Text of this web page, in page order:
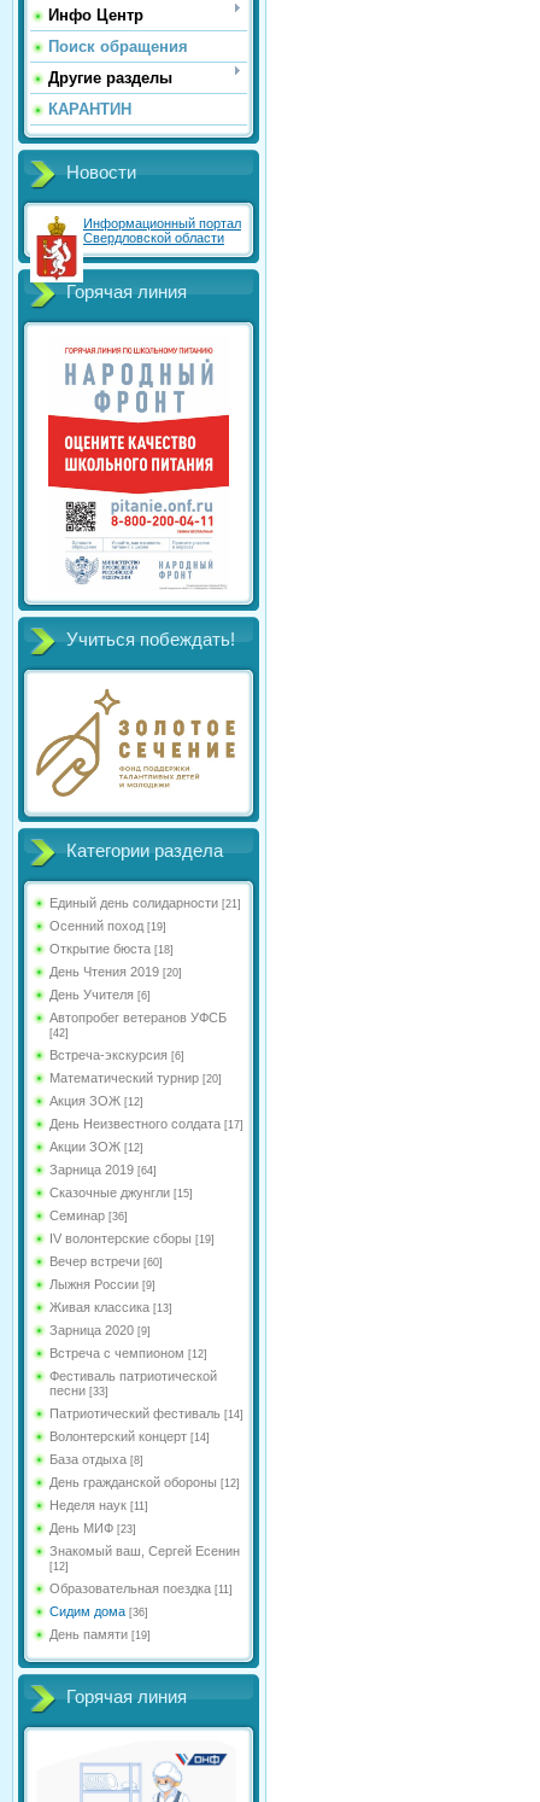
Инфо Центр
Поиск обращения
Другие разделы
КАРАНТИН
Новости
Информационный портал
Свердловской области
Горячая линия
Учиться побеждать!
Категории раздела
Единый день солидарности [21]
Осенний поход [19]
Открытие бюста [18]
День Чтения 2019 [20]
День Учителя [6]
Автопробег ветеранов УФСБ
[42]
Встреча-экскурсия [6]
Математический турнир [20]
Акция ЗОЖ [12]
День Неизвестного солдата [17]
Акции ЗОЖ [12]
Зарница 2019 [64]
Сказочные джунгли [15]
Семинар [36]
IV волонтерские сборы [19]
Вечер встречи [60]
Лыжня России [9]
Живая классика [13]
Зарница 2020 [9]
Встреча с чемпионом [12]
Фестиваль патриотической
песни [33]
Патриотический фестиваль [14]
Волонтерский концерт [14]
База отдыха [8]
День гражданской обороны [12]
Неделя наук [11]
День МИФ [23]
Знакомый ваш, Сергей Есенин
[12]
Образовательная поездка [11]
Сидим дома [36]
День памяти [19]
Горячая линия